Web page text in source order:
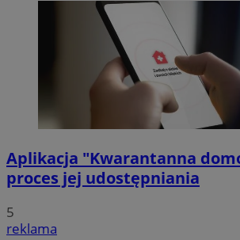
Aplikacja "Kwarantanna
proces jej udostępniania
5
reklama